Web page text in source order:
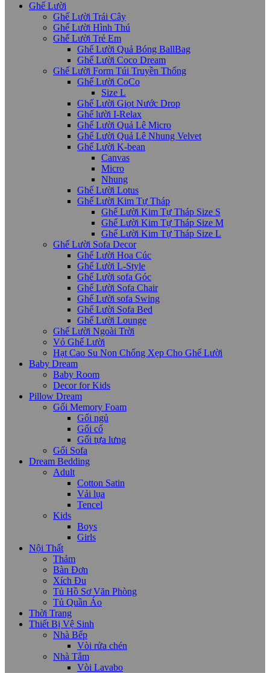
Ghế Lười
Ghế Lười Trái Cây
Ghế Lười Hình Thú
Ghế Lười Trẻ Em
Ghế Lười Quả Bóng BallBag
Ghế Lười Coco Dream
Ghế Lười Form Túi Truyền Thống
Ghế Lười CoCo
Size L
Ghế Lười Giọt Nước Drop
Ghế lười I-Relax
Ghế Lười Quả Lê Micro
Ghế Lười Quả Lê Nhung Velvet
Ghế Lười K-bean
Canvas
Micro
Nhung
Ghế Lười Lotus
Ghế Lười Kim Tự Tháp
Ghế Lười Kim Tự Tháp Size S
Ghế Lười Kim Tự Tháp Size M
Ghế Lười Kim Tự Tháp Size L
Ghế Lười Sofa Decor
Ghế Lười Hoa Cúc
Ghế Lười L-Style
Ghế Lười sofa Góc
Ghế Lười Sofa Chair
Ghế Lười sofa Swing
Ghế Lười Sofa Bed
Ghế Lười Lounge
Ghế Lười Ngoài Trời
Vỏ Ghế Lười
Hạt Cao Su Non Chống Xẹp Cho Ghế Lười
Baby Dream
Baby Room
Decor for Kids
Pillow Dream
Gối Memory Foam
Gối ngủ
Gối cổ
Gối tựa lưng
Gối Sofa
Dream Bedding
Adult
Cotton Satin
Vải lụa
Tencel
Kids
Boys
Girls
Nội Thất
Thảm
Bàn Đơn
Xích Đu
Tủ Hồ Sơ Văn Phòng
Tủ Quần Áo
Thời Trang
Thiết Bị Vệ Sinh
Nhà Bếp
Vòi rửa chén
Nhà Tắm
Vòi Lavabo